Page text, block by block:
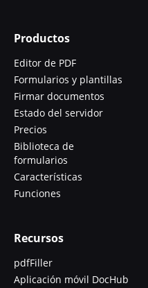
Productos
Editor de PDF
Formularios y plantillas
Firmar documentos
Estado del servidor
Precios
Biblioteca de
formularios
Características
Funciones
Recursos
pdfFiller
Aplicación móvil DocHub